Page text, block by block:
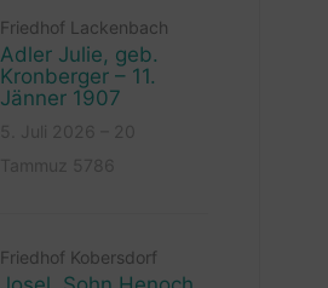
Friedhof Lackenbach
Adler Julie, geb.
Kronberger – 11.
Jänner 1907
Friedhof Kobersdorf